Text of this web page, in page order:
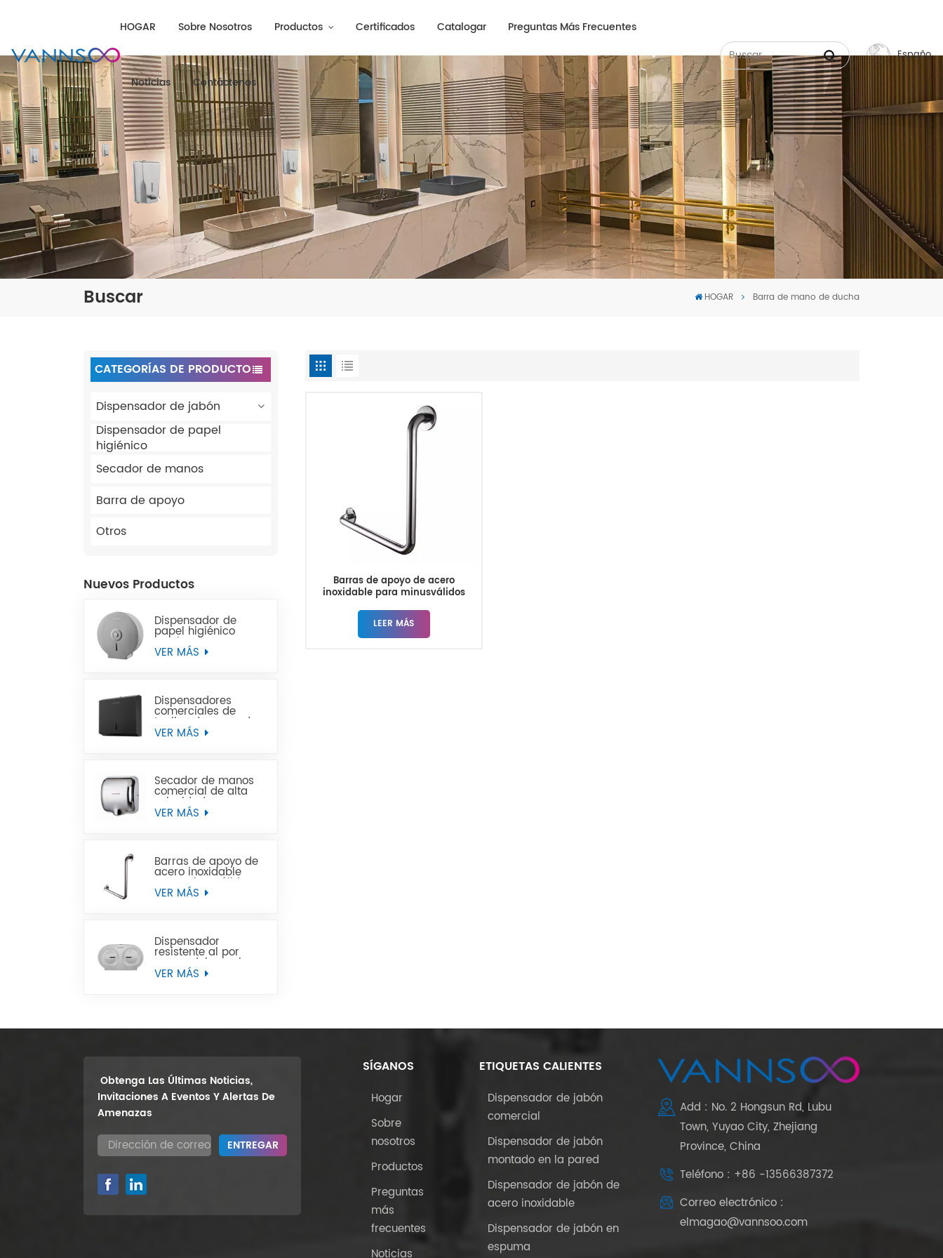
HOGAR Sobre Nosotros Productos Certificados Catalogar Preguntas Más Frecuentes
Noticias Contáctenos
Español
English
Русский
Español
中文
Buscar HOGAR Barra de mano de ducha
CATEGORÍAS DE PRODUCTO
Dispensador de jabón
Dispensador de papel
higiénico
Secador de manos
Barra de apoyo
Otros
Nuevos Productos
Dispensador de
papel higiénico
Jumbo de acero
inoxidable para
VER MÁS
Dispensadores
comerciales de
toallas de mano de
papel negro de
VER MÁS
Secador de manos
comercial de alta
velocidad para
baños
VER MÁS
Barras de apoyo de
acero inoxidable
para minusválidos
VER MÁS
Dispensador
resistente al por
mayor del papel
higiénico del rollo
VER MÁS
Barras de apoyo de acero
inoxidable para minusválidos
LEER MÁS
Obtenga Las Últimas Noticias,
Invitaciones A Eventos Y Alertas De
Amenazas
SÍGANOS
Hogar
Sobre
nosotros
Productos
Preguntas
más
frecuentes
Noticias
ETIQUETAS CALIENTES
Dispensador de jabón
comercial
Dispensador de jabón
montado en la pared
Dispensador de jabón de
acero inoxidable
Dispensador de jabón en
espuma
Add : No. 2 Hongsun Rd, Lubu
Town, Yuyao City, Zhejiang
Province, China
Teléfono : +86 -13566387372
Correo electrónico :
elmagao@vannsoo.com